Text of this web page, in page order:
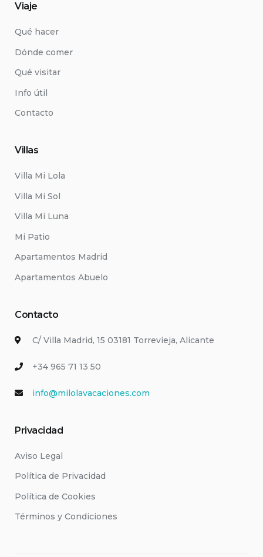
Viaje
Qué hacer
Dónde comer
Qué visitar
Info útil
Contacto
Villas
Villa Mi Lola
Villa Mi Sol
Villa Mi Luna
Mi Patio
Apartamentos Madrid
Apartamentos Abuelo
Contacto
C/ Villa Madrid, 15 03181 Torrevieja, Alicante
+34 965 71 13 50
info@milolavacaciones.com
Privacidad
Aviso Legal
Política de Privacidad
Política de Cookies
Términos y Condiciones